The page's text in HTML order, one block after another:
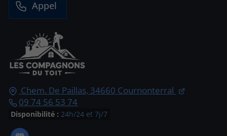
Chem. De Paillas, 34660 Cournonterral
09 74 56 53 74
Disponibilité : 24h/24 et 7j/7
Appel